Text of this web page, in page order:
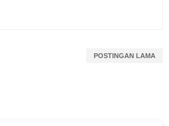
POSTINGAN LAMA